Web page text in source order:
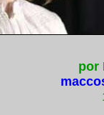
por